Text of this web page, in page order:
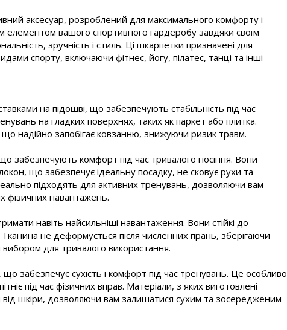
аксесуар, розроблений для максимального комфорту і
елементом вашого спортивного гардеробу завдяки своїм
зручність і стиль. Ці шкарпетки призначені для
спорту, включаючи фітнес, йогу, пілатес, танці та інші
на підошві, що забезпечують стабільність під час
на гладких поверхнях, таких як паркет або плитка.
надійно запобігає ковзанню, знижуючи ризик травм.
забезпечують комфорт під час тривалого носіння. Вони
що забезпечує ідеальну посадку, не сковує рухи та
підходять для активних тренувань, дозволяючи вам
фізичних навантажень.
навіть найсильніші навантаження. Вони стійкі до
не деформується після численних прань, зберігаючи
вибором для тривалого використання.
забезпечує сухість і комфорт під час тренувань. Це особливо
під час фізичних вправ. Матеріали, з яких виготовлені
шкіри, дозволяючи вам залишатися сухим та зосередженим